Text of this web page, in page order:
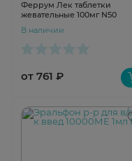
Феррум Лек таблетки
жевательные 100мг N50
В наличии
от 761 ₽